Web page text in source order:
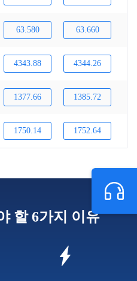
63.580 63.660
4343.88 4344.26
1377.66 1385.72
1750.14 1752.64
할 6가지 이유